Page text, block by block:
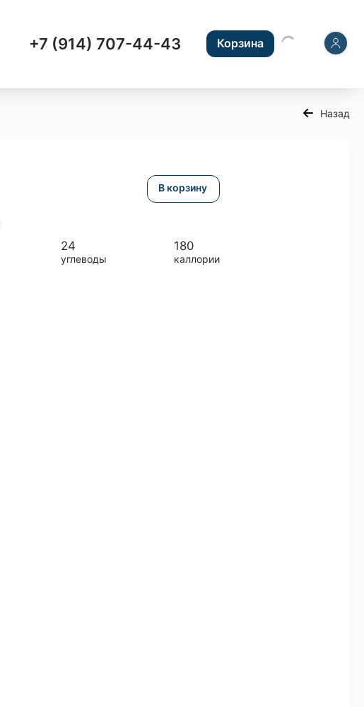
+7 (914) 707-44-43 Корзина
Назад
В корзину
24
углеводы
180
каллории